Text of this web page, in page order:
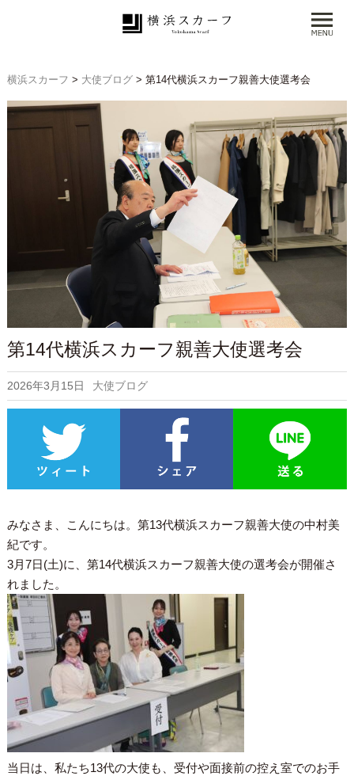
横浜スカーフ > 大使ブログ> 第14代横浜スカーフ親善大使選考会
第14代横浜スカーフ親善大使選考会
2026年3月15日 大使ブログ
みなさま、こんにちは。第13代横浜スカーフ親善大使の中村美
紀です。
3月7日(土)に、第14代横浜スカーフ親善大使の選考会が開催さ
れました。
当日は、私たち13代の大使も、受付や面接前の控え室でのお手